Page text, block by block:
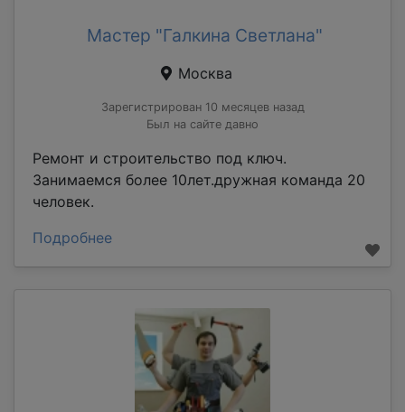
Мастер "Галкина Светлана"
Москва
Зарегистрирован 10 месяцев назад
Был на сайте давно
Ремонт и строительство под ключ.
Занимаемся более 10лет.дружная команда 20
человек.
Подробнее